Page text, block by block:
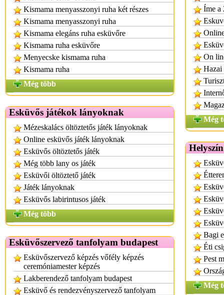
Kismama menyasszonyi ruha két részes
Kismama menyasszonyi ruha
Kismama elegáns ruha esküvőre
Kismama ruha esküvőre
Menyecske kismama ruha
Kismama ruha
Még több
Esküvős játékok lányoknak
Mézeskalács öltöztetős játék lányoknak
Online esküvős játék lányoknak
Esküvős öltöztetős játék
Még több lany os játék
Esküvői öltöztető játék
Játék lányoknak
Esküvős labirintusos játék
Még több
Esküvőszervező tanfolyam budapest
Esküvőszervező képzés vőfély képzés
ceremóniamester képzés
Lakberendező tanfolyam budapest
Esküvő és rendezvényszervező tanfolyam
Íme a
On
Hazai
Még
Bagi
Éti
Pest
Még